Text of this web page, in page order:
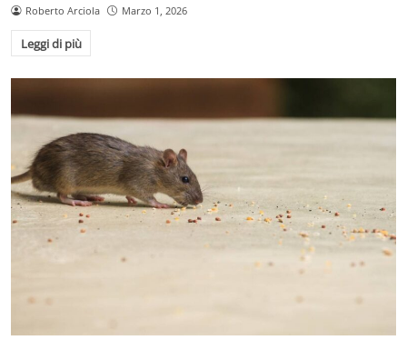
Roberto Arciola Marzo 1, 2026
Leggi di più